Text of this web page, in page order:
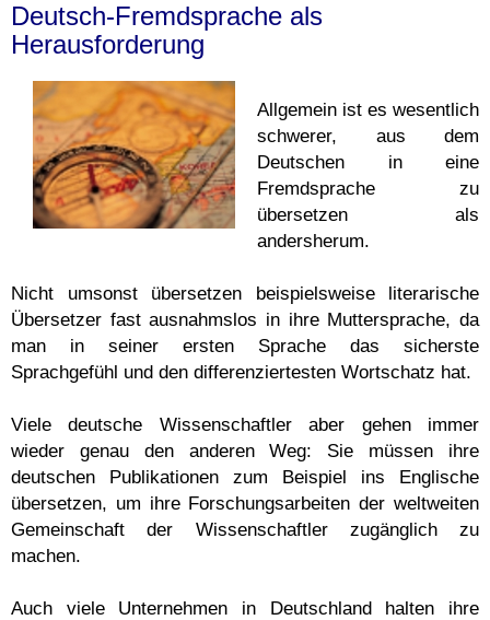
Deutsch-Fremdsprache als
Herausforderung
Allgemein ist es wesentlich
schwerer, aus dem
Deutschen in eine
Fremdsprache zu
übersetzen als
andersherum.
Nicht umsonst übersetzen beispielsweise literarische
Übersetzer fast ausnahmslos in ihre Muttersprache, da
man in seiner ersten Sprache das sicherste
Sprachgefühl und den differenziertesten Wortschatz hat.
Viele deutsche Wissenschaftler aber gehen immer
wieder genau den anderen Weg: Sie müssen ihre
deutschen Publikationen zum Beispiel ins Englische
übersetzen, um ihre Forschungsarbeiten der weltweiten
Gemeinschaft der Wissenschaftler zugänglich zu
machen.
Auch viele Unternehmen in Deutschland halten ihre